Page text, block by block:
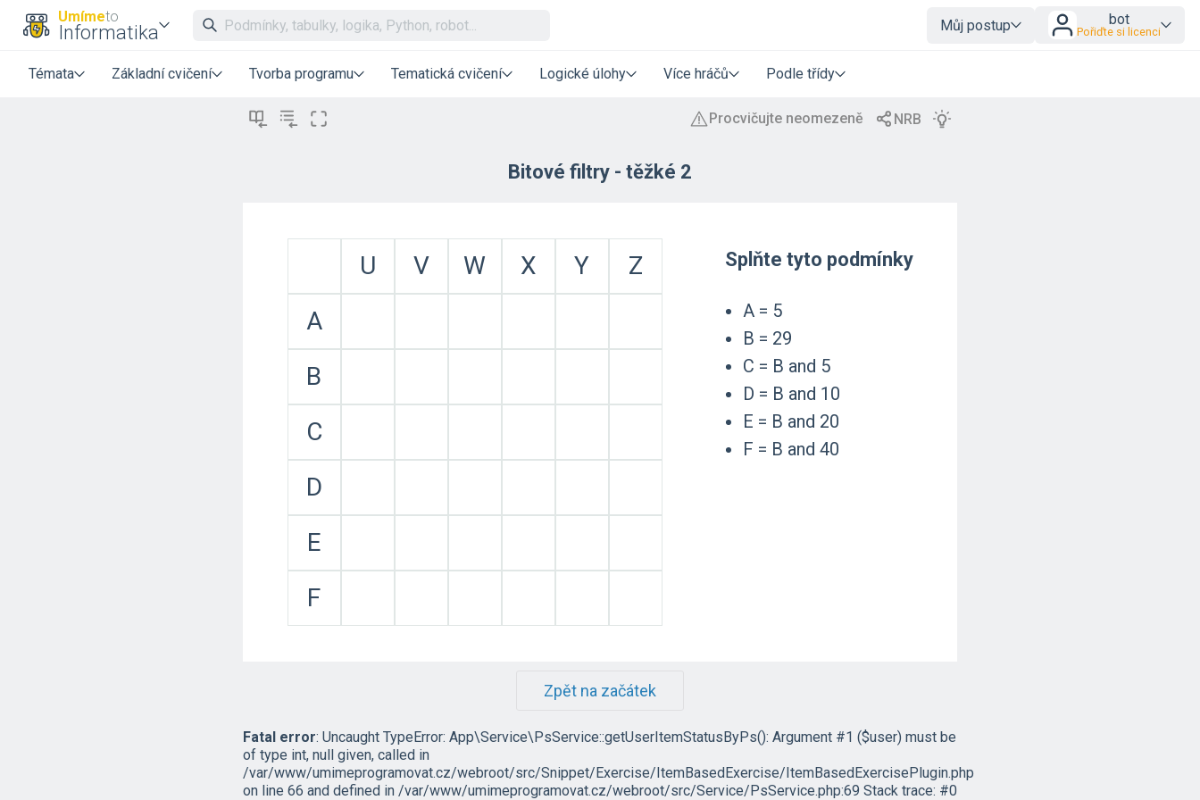
Umímeto
Informatika Můj postup bot
Pořiďte si licenci
Témata Základní cvičení Tvorba programu Tematická cvičení Logické úlohy Více hráčů Podle třídy
Bitové filtry - těžké 2
U V W X Y
Z
A
B
C
D
E
F
Splňte tyto podmínky
A = 5
B = 29
C = B and 5
D = B and 10
E = B and 20
F = B and 40
Zpět na začátek
Fatal error: Uncaught TypeError: App\Service\PsService::getUserItemStatusByPs(): Argument #1 ($user) must be
of type int, null given, called in
/var/www/umimeprogramovat.cz/webroot/src/Snippet/Exercise/ItemBasedExercise/ItemBasedExercisePlugin.php
on line 66 and defined in /var/www/umimeprogramovat.cz/webroot/src/Service/PsService.php:69 Stack trace: #0